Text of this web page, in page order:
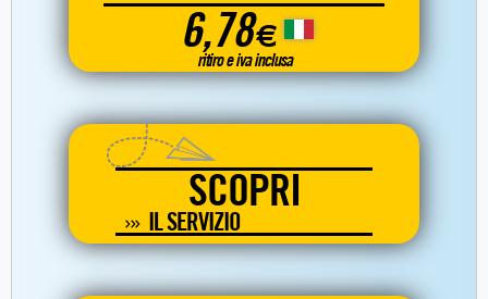
6,78€
ritiro e iva inclusa
SCOPRI
IL SERVIZIO